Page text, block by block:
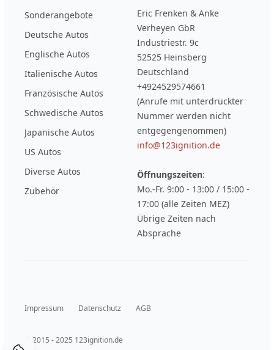
Sonderangebote
Deutsche Autos
Englische Autos
Italienische Autos
Französische Autos
Schwedische Autos
Japanische Autos
US Autos
Diverse Autos
Zubehör
Eric Frenken & Anke
Verheyen GbR
Industriestr. 9c
52525 Heinsberg
Deutschland
+4924529574661
(Anrufe mit unterdrückter
Nummer werden nicht
entgegengenommen)
info@123ignition.de
Öffnungszeiten:
Mo.-Fr. 9:00 - 13:00 / 15:00 -
17:00 (alle Zeiten MEZ)
Übrige Zeiten nach
Absprache
Impressum Datenschutz AGB
© 2015 - 2025 123ignition.de